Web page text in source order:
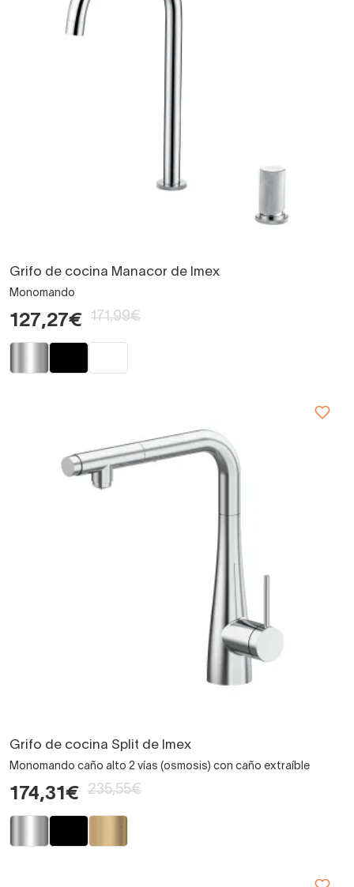
Grifo de cocina Manacor de Imex
Monomando
127,27€ 171,99€
Grifo de cocina Split de Imex
Monomando caño alto 2 vías (osmosis) con caño extraíble
174,31€ 235,55€